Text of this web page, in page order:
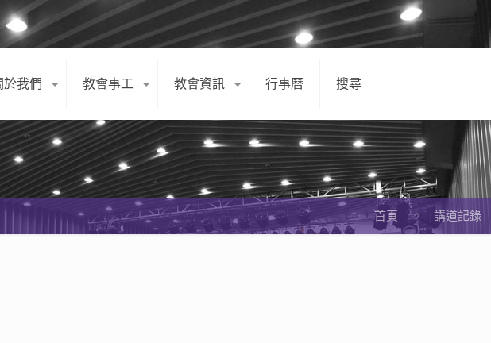
於我們 教會事工 教會資訊 行事曆 搜尋
首頁 講道記錄